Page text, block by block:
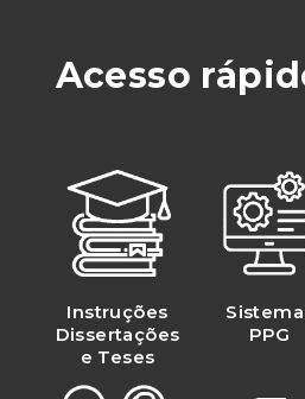
Acesso
Instruções
Dissertações
e Teses
PPG